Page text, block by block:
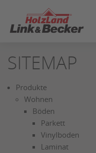
SEITENINHALT
SPRINGEN
SITEMAP
Produkte
Wohnen
Böden
Parkett
Vinylboden
Laminat